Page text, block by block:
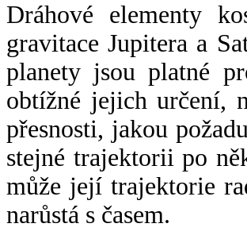
Dráhové elementy
gravitace Jupitera a
planety jsou platné
obtížné jejich určení,
přesnosti, jakou
stejné trajektorii po
může její trajektorie
narůstá s časem.